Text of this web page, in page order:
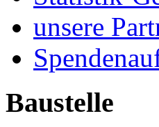
unsere
Baustelle